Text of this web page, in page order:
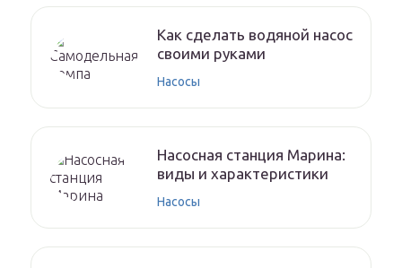
Как сделать водяной насос
своими руками
Насосы
Насосная станция Марина:
виды и характеристики
Насосы